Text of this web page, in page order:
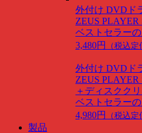
外付け DVDド
ZEUS PLAYER
ベストセラー
3,480円
（税込定
外付け DVDド
ZEUS PLAYER
＋ディスクク
ベストセラー
4,980円
（税込定
製品